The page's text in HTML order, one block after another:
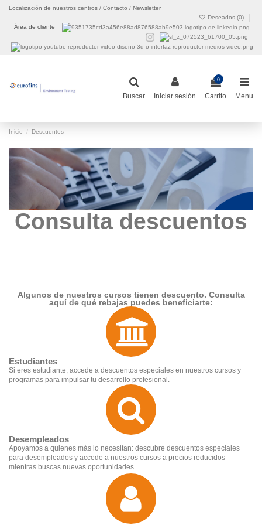
Localización de nuestros centros / Contacto / Newsletter
Deseados (0)
Área de cliente
Buscar Iniciar sesión
0
Carrito Menu
Inicio Descuentos
Consulta descuentos
Algunos de nuestros cursos tienen descuento. Consulta
aquí de qué rebajas puedes beneficiarte:
Estudiantes
Si eres estudiante, accede a descuentos especiales en nuestros cursos y
programas para impulsar tu desarrollo profesional.
Desempleados
Apoyamos a quienes más lo necesitan: descubre descuentos especiales
para desempleados y accede a nuestros cursos a precios reducidos
mientras buscas nuevas oportunidades.